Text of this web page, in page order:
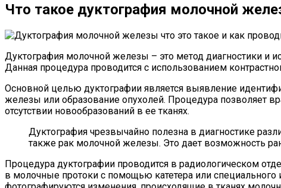
Что такое дуктография молочной
Дуктография молочной железы – это метод диагностики и
Данная процедура проводится с использованием
Основной целью дуктографии является выявление
железы или образование опухолей. Процедура позволяет
отсутствии новообразований в ее тканях.
Дуктография чрезвычайно полезна в диагностике
также рак молочной железы. Это дает возможность
Процедура дуктографии проводится в радиологическом
в молочные протоки с помощью катетера или специального